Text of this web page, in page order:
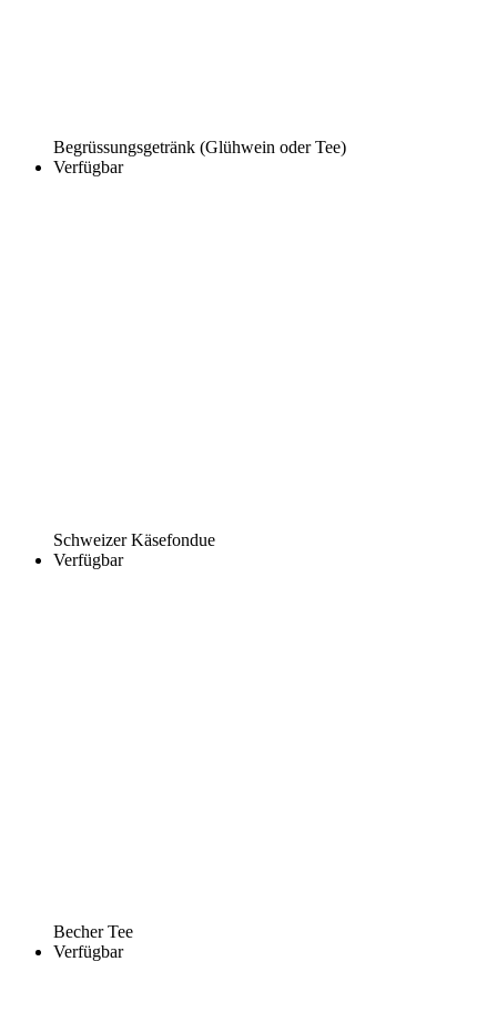
Begrüssungsgetränk (Glühwein oder Tee)
Verfügbar
Schweizer Käsefondue
Verfügbar
Becher Tee
Verfügbar